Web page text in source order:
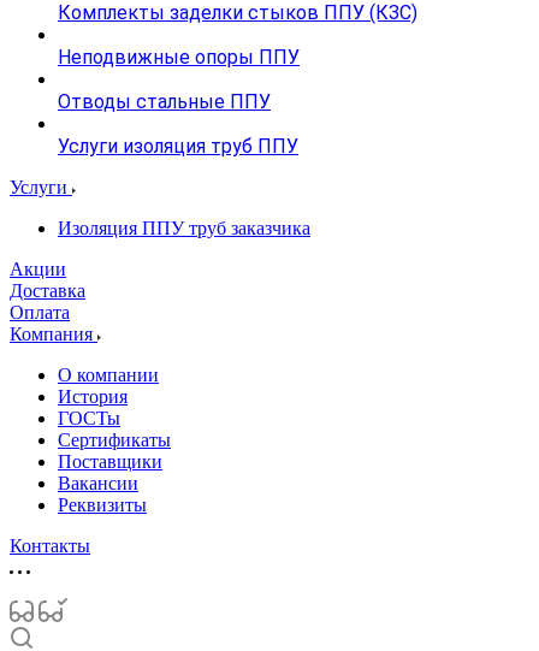
Комплекты заделки стыков ППУ (КЗС)
Неподвижные опоры ППУ
Отводы стальные ППУ
Услуги изоляция труб ППУ
Услуги
Изоляция ППУ труб заказчика
Акции
Доставка
Оплата
Компания
О компании
История
ГОСТы
Сертификаты
Поставщики
Вакансии
Реквизиты
Контакты